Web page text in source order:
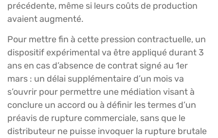
précédente, même si leurs coûts de production
avaient augmenté.
Pour mettre fin à cette pression contractuelle, un
dispositif expérimental va être appliqué durant 3
ans en cas d’absence de contrat signé au 1er
mars : un délai supplémentaire d’un mois va
s’ouvrir pour permettre une médiation visant à
conclure un accord ou à définir les termes d’un
préavis de rupture commerciale, sans que le
distributeur ne puisse invoquer la rupture brutale